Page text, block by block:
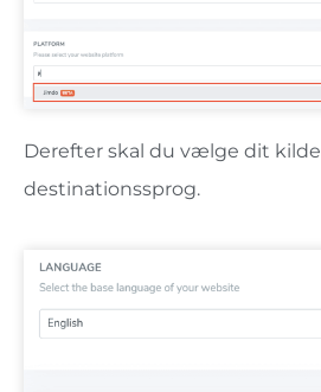
Derefter skal du vælge dit
destinationssprog.